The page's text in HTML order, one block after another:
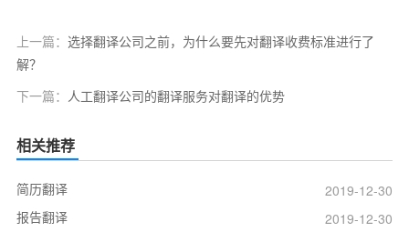
上一篇： 选择翻译公司之前，为什么要先对翻译收费标准进行了
解？
下一篇： 人工翻译公司的翻译服务对翻译的优势
相关推荐
简历翻译
2019-12-30
报告翻译
2019-12-30